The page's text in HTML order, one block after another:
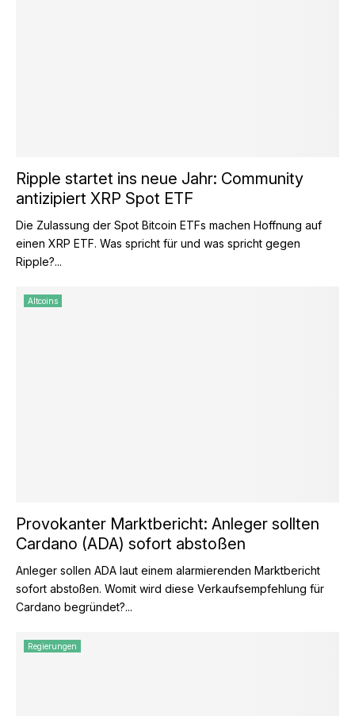
Ripple startet ins neue Jahr: Community
antizipiert XRP Spot ETF
Die Zulassung der Spot Bitcoin ETFs machen Hoffnung auf
einen XRP ETF. Was spricht für und was spricht gegen
Ripple?...
Altcoins
Provokanter Marktbericht: Anleger sollten
Cardano (ADA) sofort abstoßen
Anleger sollen ADA laut einem alarmierenden Marktbericht
sofort abstoßen. Womit wird diese Verkaufsempfehlung für
Cardano begründet?...
Regierungen